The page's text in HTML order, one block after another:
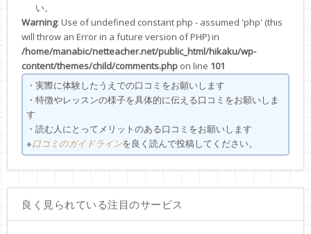
い。
Warning: Use of undefined constant php - assumed 'php' (this
will throw an Error in a future version of PHP) in
/home/manabic/netteacher.net/public_html/hikaku/wp-
content/themes/child/comments.php on line 101
・実際に体験したうえでの口コミをお願いします
・特徴やレッスンの様子を具体的に伝える口コミをお願いしま
す
・読む人にとってメリットのある口コミをお願いします
※口コミのガイドラインを良く読んで投稿してください。
良く見られている注目のサービス